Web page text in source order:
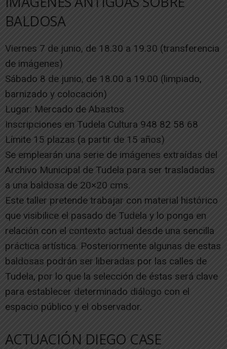
BALDOSA
Viernes 7 de junio, de 18.30 a 19.30 (transferencia
de imágenes)
Sábado 8 de junio, de 18.00 a 19.00 (limpiado,
barnizado y colocación)
Lugar: Mercado de Abastos
Inscripciones en Tudela Cultura 948 82 58 68
Límite 15 plazas (a partir de 15 años)
Se emplearán una serie de imágenes extraídas del
Archivo Municipal de Tudela para ser trasladadas
a una baldosa de 20×20 cms.
Este taller pretende trabajar con material histórico
que visibilice el pasado de Tudela y lo ponga en
relación con el contexto actual desde una sencilla
práctica artística. Posteriormente algunas de estas
baldosas podrán ser liberadas por las calles de
Tudela, por lo que la selección de éstas será clave
para establecer determinado diálogo con el
espacio público y el observador.
ACTUACIÓN DIEGO CASE